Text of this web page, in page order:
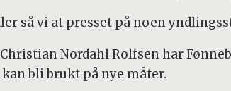
så vi at presset på noen
Nordahl Rolfsen har
bli brukt på nye måter.